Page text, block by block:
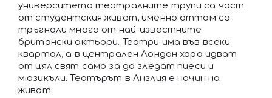
университета театралните трупи са част
от студентския живот, именно оттам са
тръгнали много от най-известните
британски актьори. Театри има във всеки
квартал, а в централен Лондон хора идват
от цял свят само за да гледат пиеси и
мюзикъли. Театърът в Англия е начин на
живот.